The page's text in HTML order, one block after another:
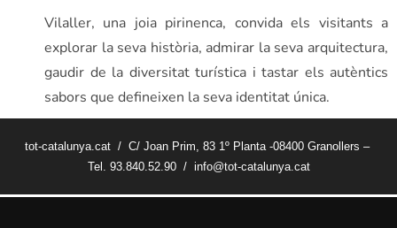
Vilaller, una joia pirinenca, convida els visitants a
explorar la seva història, admirar la seva arquitectura,
gaudir de la diversitat turística i tastar els autèntics
sabors que defineixen la seva identitat única.
tot-catalunya.cat / C/ Joan Prim, 83 1º Planta -08400 Granollers –
Tel. 93.840.52.90 / info@tot-catalunya.cat